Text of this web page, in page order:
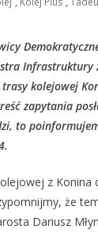
Infrastruktury
kolejowej
zapytania
to
z Konina
że
Dariusz